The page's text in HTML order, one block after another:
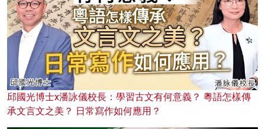
邱國光博士x潘詠儀校長：學習古文有何意義？ 粵語怎樣傳
承文言文之美？ 日常寫作如何應用？